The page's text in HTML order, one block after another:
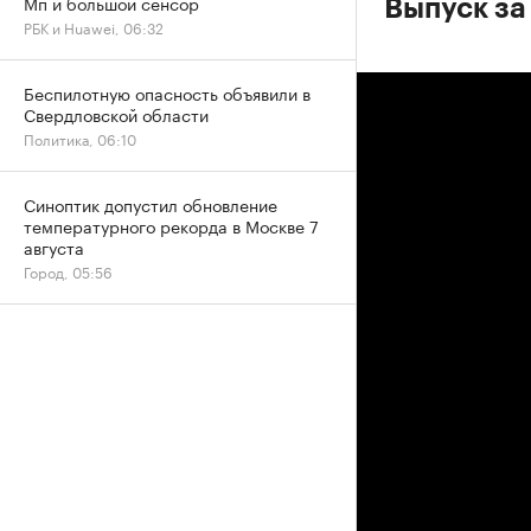
Выпуск
РБК и Huawei, 06:32
Беспилотную опасность объявили в
Свердловской области
Политика, 06:10
Синоптик допустил обновление
температурного рекорда в Москве 7
августа
Город, 05:56